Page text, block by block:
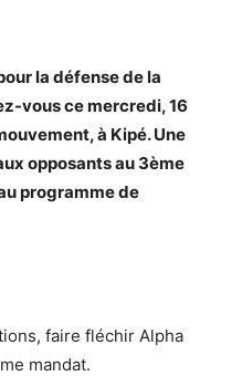
la défense de la
vous ce mercredi, 16
à Kipé. Une
opposants au 3ème
programme de
faire fléchir Alpha
mandat.